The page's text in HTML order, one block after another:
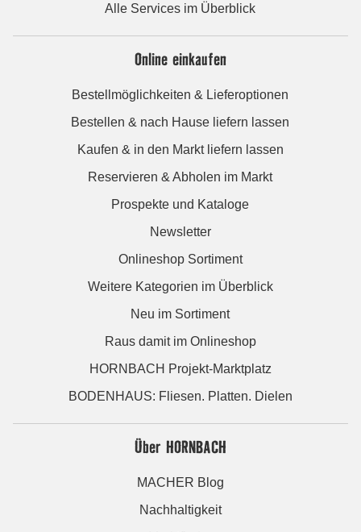
Alle Services im Überblick
Online einkaufen
Bestellmöglichkeiten & Lieferoptionen
Bestellen & nach Hause liefern lassen
Kaufen & in den Markt liefern lassen
Reservieren & Abholen im Markt
Prospekte und Kataloge
Newsletter
Onlineshop Sortiment
Weitere Kategorien im Überblick
Neu im Sortiment
Raus damit im Onlineshop
HORNBACH Projekt-Marktplatz
BODENHAUS: Fliesen. Platten. Dielen
Über HORNBACH
MACHER Blog
Nachhaltigkeit